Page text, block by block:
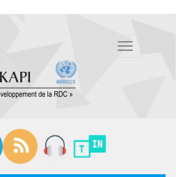
Toggle